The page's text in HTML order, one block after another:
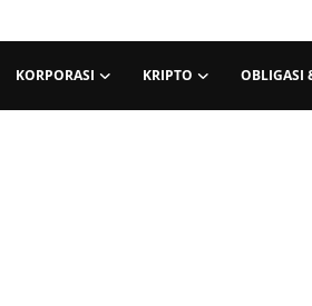
KORPORASI KRIPTO OBLIGASI